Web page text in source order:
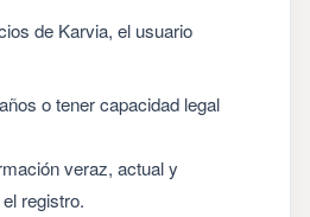
de Karvia, el usuario
o tener capacidad legal
veraz, actual y
registro.